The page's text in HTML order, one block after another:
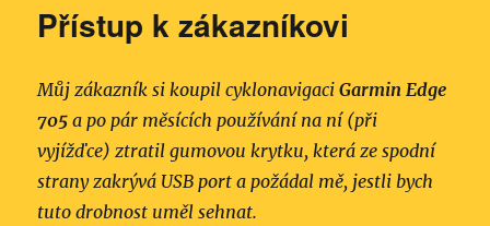
Přístup k zákazníkovi
Můj zákazník si koupil cyklonavigaciGarmin Edge
705 a po pár měsících používání na ní (při
vyjížďce) ztratil gumovou krytku, která ze spodní
strany zakrývá USB port a požádal mě, jestli bych
tuto drobnost uměl sehnat.